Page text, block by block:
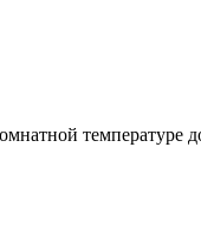
температуре